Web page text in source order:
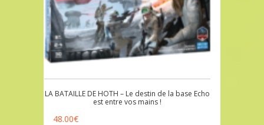
LA BATAILLE DE HOTH – Le destin de la base Echo
est entre vos mains !
48.00€